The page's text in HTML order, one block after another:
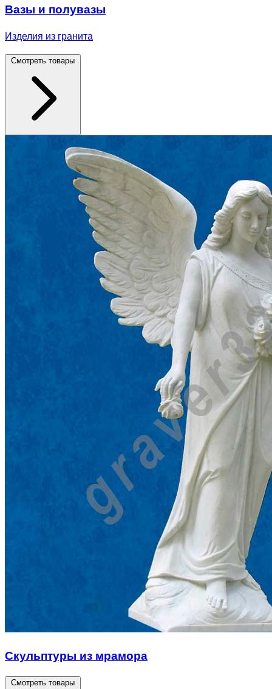
Вазы и полувазы
Изделия из гранита
Смотреть товары
Скульптуры из мрамора
Смотреть товары